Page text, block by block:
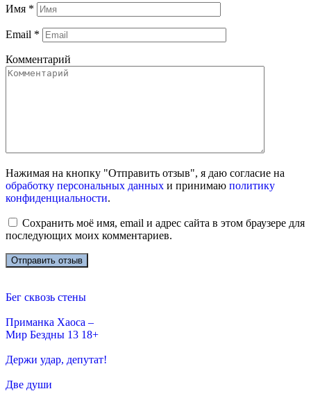
Имя *
Email *
Комментарий
Нажимая на кнопку "Отправить отзыв", я даю согласие на
обработку персональных данных и принимаю политику
конфиденциальности.
Сохранить моё имя, email и адрес сайта в этом браузере для
последующих моих комментариев.
Бег сквозь стены
Приманка Хаоса –
Мир Бездны 13 18+
Держи удар, депутат!
Две души